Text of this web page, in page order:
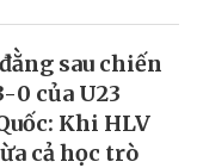
sau chiến
0 của U23
Khi HLV
cả học trò